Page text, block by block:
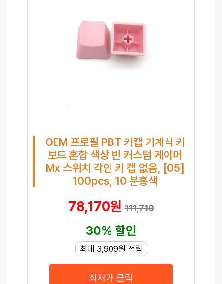
OEM 프로필 PBT 키캡 기계식 키
보드 혼합 색상 빈 커스텀 게이머
Mx 스위치 각인 키 캡 없음, [05]
100pcs, 10 분홍색
78,170원111,710
30% 할인
최대 3,909원 적립
최저가 클릭